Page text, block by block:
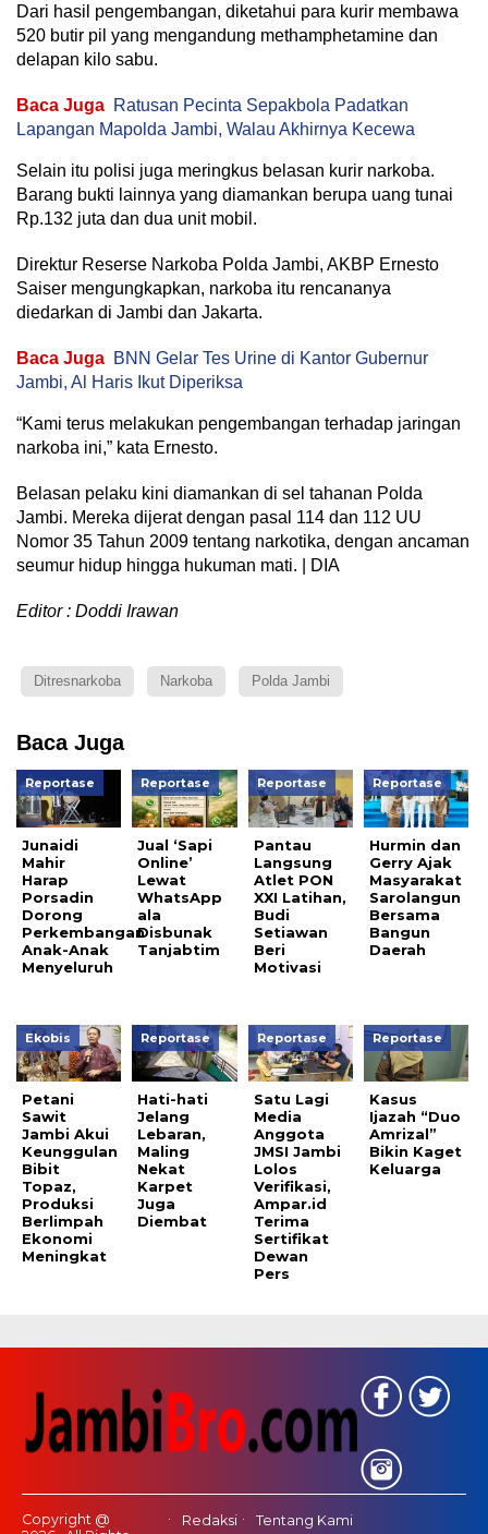
Dari hasil pengembangan, diketahui para kurir membawa
520 butir pil yang mengandung methamphetamine dan
delapan kilo sabu.
Baca Juga Ratusan Pecinta Sepakbola Padatkan
Lapangan Mapolda Jambi, Walau Akhirnya Kecewa
Selain itu polisi juga meringkus belasan kurir narkoba.
Barang bukti lainnya yang diamankan berupa uang tunai
Rp.132 juta dan dua unit mobil.
Direktur Reserse Narkoba Polda Jambi, AKBP Ernesto
Saiser mengungkapkan, narkoba itu rencananya
diedarkan di Jambi dan Jakarta.
Baca Juga BNN Gelar Tes Urine di Kantor Gubernur
Jambi, Al Haris Ikut Diperiksa
“Kami terus melakukan pengembangan terhadap jaringan
narkoba ini,” kata Ernesto.
Belasan pelaku kini diamankan di sel tahanan Polda
Jambi. Mereka dijerat dengan pasal 114 dan 112 UU
Nomor 35 Tahun 2009 tentang narkotika, dengan ancaman
seumur hidup hingga hukuman mati. | DIA
Editor : Doddi Irawan
Ditresnarkoba Narkoba Polda Jambi
Baca Juga
Reportase
Junaidi
Mahir
Harap
Porsadin
Dorong
Perkembangan
Anak-Anak
Menyeluruh
Reportase
Jual ‘Sapi
Online’
Lewat
WhatsApp
ala
Disbunak
Tanjabtim
Reportase
Pantau
Langsung
Atlet PON
XXI Latihan,
Budi
Setiawan
Beri
Motivasi
Reportase
Hurmin dan
Gerry Ajak
Masyarakat
Sarolangun
Bersama
Bangun
Daerah
Ekobis
Petani
Sawit
Jambi Akui
Keunggulan
Bibit
Topaz,
Produksi
Berlimpah
Ekonomi
Meningkat
Reportase
Hati-hati
Jelang
Lebaran,
Maling
Nekat
Karpet
Juga
Diembat
Reportase
Satu Lagi
Media
Anggota
JMSI Jambi
Lolos
Verifikasi,
Ampar.id
Terima
Sertifikat
Dewan
Pers
Reportase
Kasus
Ijazah “Duo
Amrizal”
Bikin Kaget
Keluarga
Copyright @
Redaksi Tentang Kami